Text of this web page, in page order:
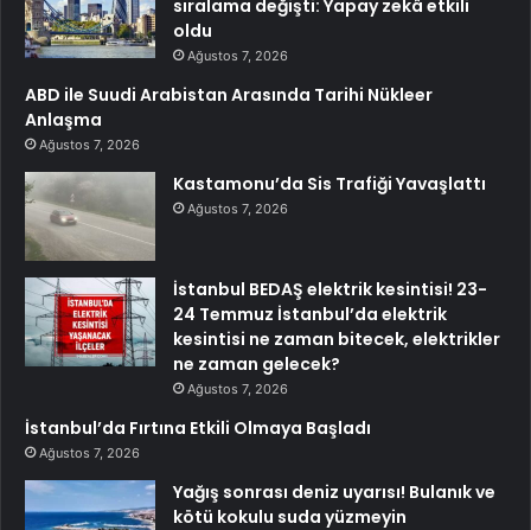
sıralama değişti: Yapay zekâ etkili
oldu
Ağustos 7, 2026
ABD ile Suudi Arabistan Arasında Tarihi Nükleer
Anlaşma
Ağustos 7, 2026
Kastamonu’da Sis Trafiği Yavaşlattı
Ağustos 7, 2026
İstanbul BEDAŞ elektrik kesintisi! 23-
24 Temmuz İstanbul’da elektrik
kesintisi ne zaman bitecek, elektrikler
ne zaman gelecek?
Ağustos 7, 2026
İstanbul’da Fırtına Etkili Olmaya Başladı
Ağustos 7, 2026
Yağış sonrası deniz uyarısı! Bulanık ve
kötü kokulu suda yüzmeyin